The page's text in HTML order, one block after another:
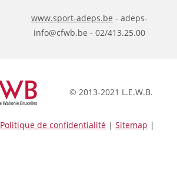
www.sport-adeps.be - adeps-
info@cfwb.be - 02/413.25.00
© 2013-2021 L.E.W.B.
Politique de confidentialité | Sitemap |